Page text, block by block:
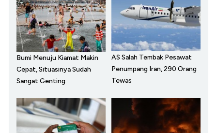
Bumi Menuju Kiamat Makin
Cepat, Situasinya Sudah
Sangat Genting
AS Salah Tembak Pesawat
Penumpang Iran, 290 Orang
Tewas